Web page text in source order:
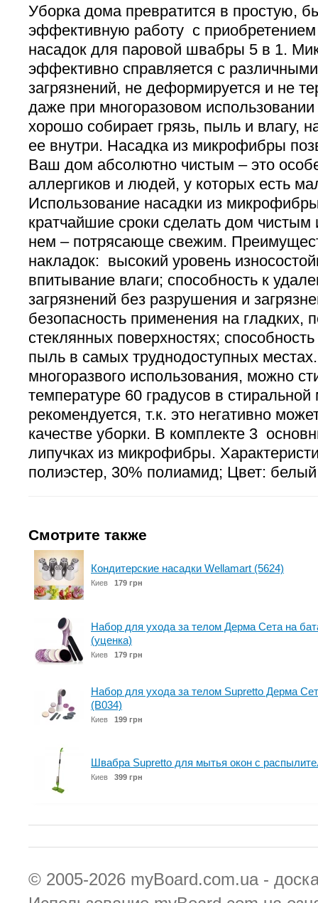
Уборка дома превратится в простую,
эффективную работу с
насадок для паровой швабры 5 в 1.
эффективно справляется с
загрязнений, не деформируется и не
даже при многоразовом использовании
хорошо собирает грязь, пыль и влагу,
ее внутри. Насадка из микрофибры
Ваш дом абсолютно чистым – это
аллергиков и людей, у которых есть
Использование насадки из
кратчайшие сроки сделать дом
нем – потрясающе свежим.
накладок: высокий уровень
впитывание влаги; способность к
загрязнений без разрушения и
безопасность применения на гладких,
стеклянных поверхностях; способность
пыль в самых труднодоступных
многоразвого использования, можно
температуре 60 градусов в
рекомендуется, т.к. это негативно
качестве уборки. В комплекте 3
липучках из микрофибры.
полиэстер, 30% полиамид; Цвет:
Смотрите также
Кондитерские насадки Wellamart (5624)
Киев 179 грн
Набор для ухода за телом Дерма Сета на
(уценка)
Киев 179 грн
Набор для ухода за телом Supretto Дерма
(B034)
Киев 199 грн
Швабра Supretto для мытья окон с
Киев 399 грн
© 2005-2026 myBoard.com.ua -